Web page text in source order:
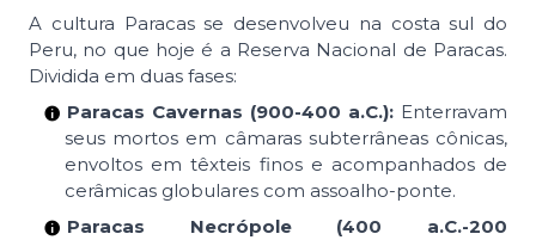
A cultura Paracas se desenvolveu na costa sul do
Peru, no que hoje é a Reserva Nacional de Paracas.
Dividida em duas fases:
Paracas Cavernas (900-400 a.C.): Enterravam
seus mortos em câmaras subterrâneas cônicas,
envoltos em têxteis finos e acompanhados de
cerâmicas globulares com assoalho-ponte.
Paracas Necrópole (400 a.C.-200